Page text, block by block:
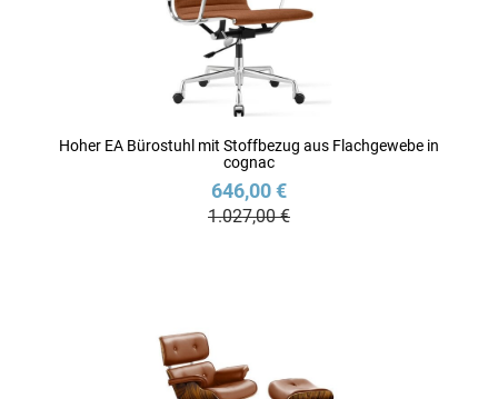
Hoher EA Bürostuhl mit Stoffbezug aus Flachgewebe in
cognac
646,00 €
1.027,00 €